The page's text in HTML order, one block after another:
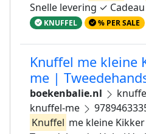
Snelle levering ✓
KNUFFEL % PER SALE
Knuffel me kleine
me |
boekenbalie.nl
knuffel-me
Knuffel me kleine